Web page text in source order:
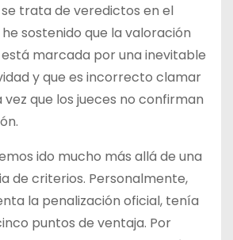
se trata de veredictos en el
sostenido que la valoración
marcada por una inevitable
y que es incorrecto clamar
que los jueces no confirman
ido mucho más allá de una
de criterios. Personalmente,
la penalización oficial, tenía
puntos de ventaja. Por